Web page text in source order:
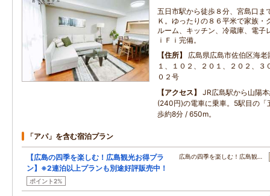
五日市駅から徒歩８分、宮島口ま
Ｋ。ゆったりの８６平米で家族・
ルーム、キッチン、冷蔵庫、電子
ｉＦｉ完備。
住所
広島県広島市佐伯区海
１、１０２、２０１、２０２、３
０２号
アクセス
JR広島駅から山陽
(240円)の電車に乗車。5駅目の「
歩約8分 / 650m。
「アパ」を含む宿泊プラン
【広島の四季を楽しむ！広島観光お得プラ
ン】※2連泊以上プランも別途好評販売中！
ポイント2%
広島の四季を楽しむ！広島観…